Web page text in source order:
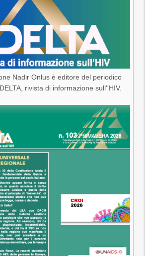
Nadir Onlus è editore del periodico
rivista di informazione sull''HIV.